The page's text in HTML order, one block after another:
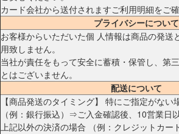
カード会社から送付されますご利用明細をご確
プライバシーについて
お客様からいただいた個 人情報は商品の発送
用致しません。
当社が責任をもって安全に蓄積・保管し、第
とはございません。
配送について
【商品発送のタイミング】 特にご指定がな
（例：銀行振込）⇒ご入金確認後、10営業日
上記以外の決済の場合 （例：クレジットカ